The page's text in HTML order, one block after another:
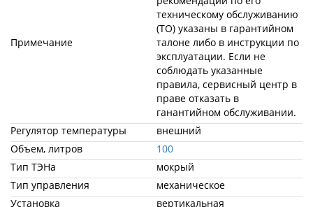
Примечание
техническому обслуживанию
(ТО) указаны в гарантийном
талоне либо в инструкции по
эксплуатации. Если не
соблюдать указанные
правила, сервисный центр в
праве отказать в
ганантийном обслуживании.
Регулятор температуры
внешний
Объем, литров
100
Тип ТЭНа
мокрый
Тип управления
механическое
Установка
вертикальная